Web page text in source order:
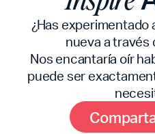
¿Has experimentado
nueva a través
Nos encantaría oír
puede ser
Compart